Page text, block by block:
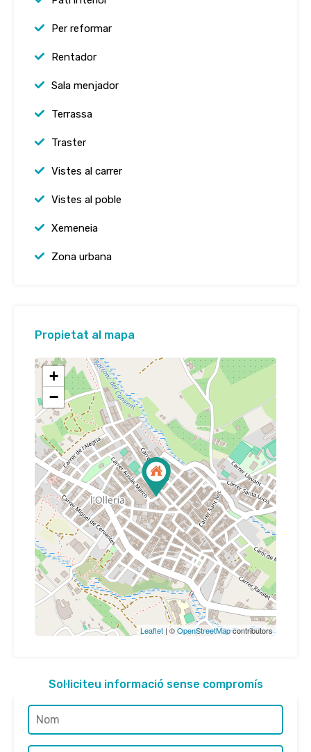
Per reformar
Rentador
Sala menjador
Terrassa
Traster
Vistes al carrer
Vistes al poble
Xemeneia
Zona urbana
Propietat al mapa
+
−
Leaflet | ©OpenStreetMapcontributors
Sol·liciteu informació sense compromís